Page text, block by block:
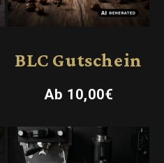
BLC Gutschein
Normaler
Ab 10,00€
Bald erhältlich!